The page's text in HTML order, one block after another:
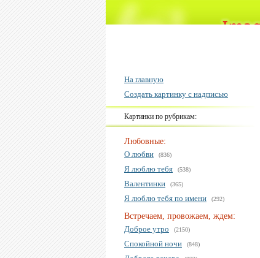
На главную
Создать картинку с надписью
Картинки по рубрикам:
Любовные:
О любви
(836)
Я люблю тебя (538)
Валентинки (365)
Я люблю тебя по имени (292)
Встречаем, провожаем, ждем:
Доброе утро
(2150)
Спокойной ночи (848)